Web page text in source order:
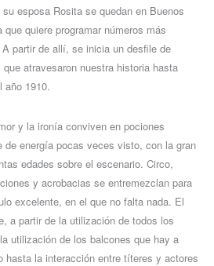
esposa Rosita se quedan en Buenos
quiere programar números más
partir de allí, se inicia un desfile de
atravesaron nuestra historia hasta
año 1910.
y la ironía conviven en pociones
de energía pocas veces visto, con la gran
edades sobre el escenario. Circo,
y acrobacias se entremezclan para
excelente, en el que no falta nada. El
a partir de la utilización de todos los
utilización de los balcones que hay a
hasta la interacción entre títeres y actores